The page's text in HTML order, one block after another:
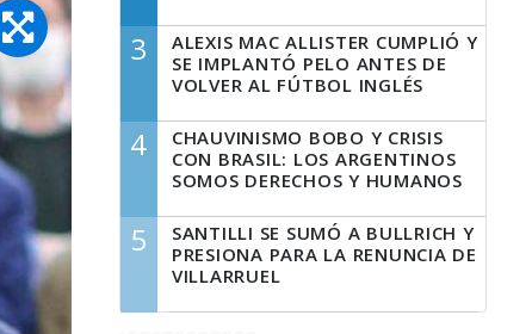
3
ALEXIS MAC ALLISTER CUMPLIÓ Y
SE IMPLANTÓ PELO ANTES DE
VOLVER AL FÚTBOL INGLÉS
4
CHAUVINISMO BOBO Y CRISIS
CON BRASIL: LOS ARGENTINOS
SOMOS DERECHOS Y HUMANOS
5
SANTILLI SE SUMÓ A BULLRICH Y
PRESIONA PARA LA RENUNCIA DE
VILLARRUEL